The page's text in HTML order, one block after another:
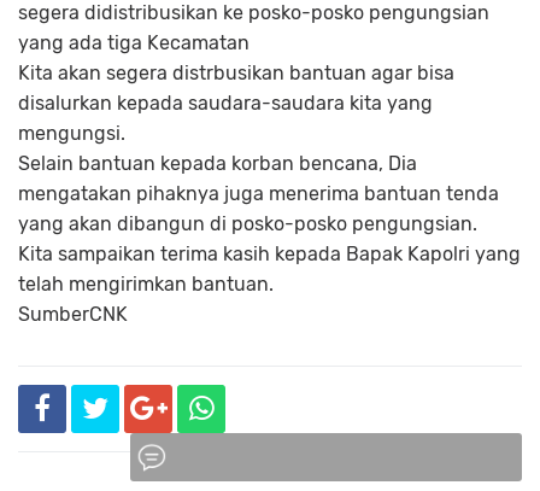
segera didistribusikan ke posko-posko pengungsian
yang ada tiga Kecamatan
Kita akan segera distrbusikan bantuan agar bisa
disalurkan kepada saudara-saudara kita yang
mengungsi.
Selain bantuan kepada korban bencana, Dia
mengatakan pihaknya juga menerima bantuan tenda
yang akan dibangun di posko-posko pengungsian.
Kita sampaikan terima kasih kepada Bapak Kapolri yang
telah mengirimkan bantuan.
SumberCNK